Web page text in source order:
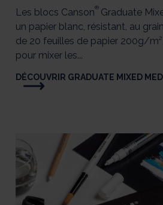
Les blocs Canson® Graduate
un papier blanc, résistant, au
de 20 feuilles de papier 200g/
pour mixer les...
DÉCOUVRIR GRADUATE MIXED